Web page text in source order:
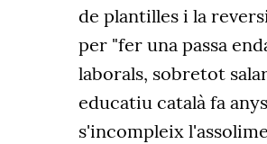
de plantilles i la
per "fer una passa
laborals, sobretot
educatiu català fa
s'incompleix